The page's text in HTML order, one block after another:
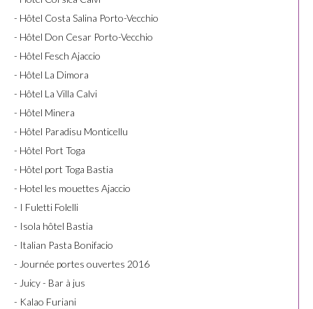
- Hôtel Costa Salina Porto-Vecchio
- Hôtel Don Cesar Porto-Vecchio
- Hôtel Fesch Ajaccio
- Hôtel La Dimora
- Hôtel La Villa Calvi
- Hôtel Minera
- Hôtel Paradisu Monticellu
- Hôtel Port Toga
- Hôtel port Toga Bastia
- Hotel les mouettes Ajaccio
- I Fuletti Folelli
- Isola hôtel Bastia
- Italian Pasta Bonifacio
- Journée portes ouvertes 2016
- Juicy - Bar à jus
- Kalao Furiani